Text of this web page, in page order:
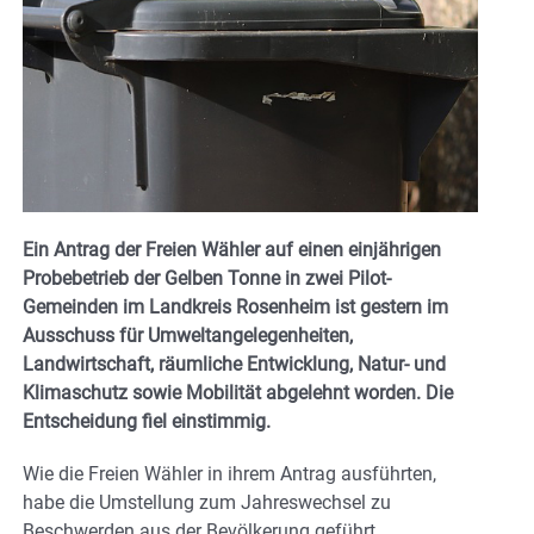
Ein Antrag der Freien Wähler auf einen einjährigen
Probebetrieb der Gelben Tonne in zwei Pilot-
Gemeinden im Landkreis Rosenheim ist gestern im
Ausschuss für Umweltangelegenheiten,
Landwirtschaft, räumliche Entwicklung, Natur- und
Klimaschutz sowie Mobilität abgelehnt worden. Die
Entscheidung fiel einstimmig.
Wie die Freien Wähler in ihrem Antrag ausführten,
habe die Umstellung zum Jahreswechsel zu